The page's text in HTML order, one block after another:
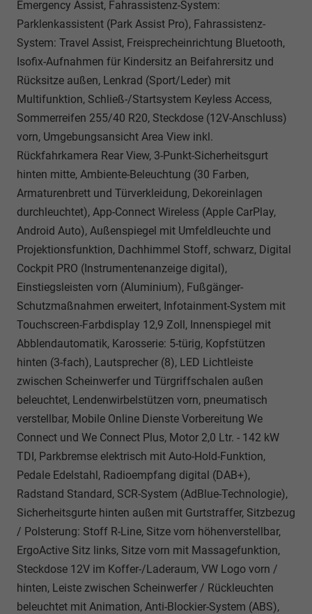
Emergency Assist, Fahrassistenz-System:
Parklenkassistent (Park Assist Pro), Fahrassistenz-
System: Travel Assist, Freisprecheinrichtung Bluetooth,
Isofix-Aufnahmen für Kindersitz an Beifahrersitz und
Rücksitze außen, Lenkrad (Sport/Leder) mit
Multifunktion, Schließ-/Startsystem Keyless Access,
Sommerreifen 255/40 R20, Steckdose (12V-Anschluss)
vorn, Umgebungsansicht Area View inkl.
Rückfahrkamera Rear View, 3-Punkt-Sicherheitsgurt
hinten mitte, Ambiente-Beleuchtung (30 Farben,
Armaturenbrett und Türverkleidung, Dekoreinlagen
durchleuchtet), App-Connect Wireless (Apple CarPlay,
Android Auto), Außenspiegel mit Umfeldleuchte und
Projektionsfunktion, Dachhimmel Stoff, schwarz, Digital
Cockpit PRO (Instrumentenanzeige digital),
Einstiegsleisten vorn (Aluminium), Fußgänger-
Schutzmaßnahmen erweitert, Infotainment-System mit
Touchscreen-Farbdisplay 12,9 Zoll, Innenspiegel mit
Abblendautomatik, Karosserie: 5-türig, Kopfstützen
hinten (3-fach), Lautsprecher (8), LED Lichtleiste
zwischen Scheinwerfer und Türgriffschalen außen
beleuchtet, Lendenwirbelstützen vorn, pneumatisch
verstellbar, Mobile Online Dienste Vorbereitung We
Connect und We Connect Plus, Motor 2,0 Ltr. - 142 kW
TDI, Parkbremse elektrisch mit Auto-Hold-Funktion,
Pedale Edelstahl, Radioempfang digital (DAB+),
Radstand Standard, SCR-System (AdBlue-Technologie),
Sicherheitsgurte hinten außen mit Gurtstraffer, Sitzbezug
/ Polsterung: Stoff R-Line, Sitze vorn höhenverstellbar,
ErgoActive Sitz links, Sitze vorn mit Massagefunktion,
Steckdose 12V im Koffer-/Laderaum, VW Logo vorn /
hinten, Leiste zwischen Scheinwerfer / Rückleuchten
beleuchtet mit Animation, Anti-Blockier-System (ABS),